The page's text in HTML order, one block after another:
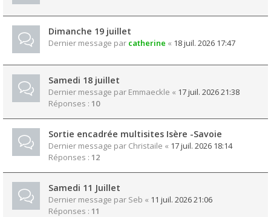
Dimanche 19 juillet
Dernier message par catherine « 18 juil. 2026 17:47
Samedi 18 juillet
Dernier message par Emmaeckle « 17 juil. 2026 21:38
Réponses : 10
Sortie encadrée multisites Isère -Savoie
Dernier message par Christaile « 17 juil. 2026 18:14
Réponses : 12
Samedi 11 Juillet
Dernier message par Seb « 11 juil. 2026 21:06
Réponses : 11